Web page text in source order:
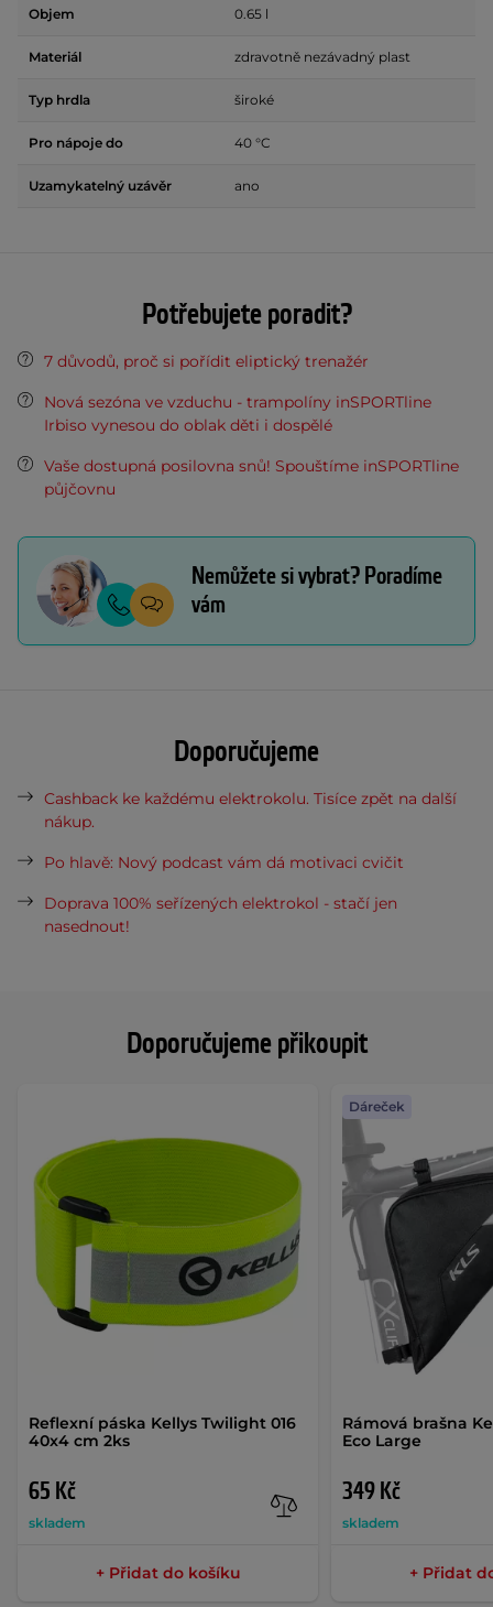
Doporučujeme přikoupit
Reflexní páska Kellys Twilight 016
40x4 cm 2ks
65 Kč
skladem
+ Přidat do košíku
Rámová brašna
Eco Large
349 Kč
skladem
Dáreček
+ Přidat
Objem 0.65 l
Materiál zdravotně nezávadný plast
Typ hrdla široké
Pro nápoje do 40 °C
Uzamykatelný uzávěr ano
Potřebujete poradit?
7 důvodů, proč si pořídit eliptický trenažér
Nová sezóna ve vzduchu - trampolíny inSPORTline
Irbiso vynesou do oblak děti i dospělé
Vaše dostupná posilovna snů! Spouštíme inSPORTline
půjčovnu
Nemůžete si vybrat? Poradíme
vám
Doporučujeme
Cashback ke každému elektrokolu. Tisíce zpět na další
nákup.
Po hlavě: Nový podcast vám dá motivaci cvičit
Doprava 100% seřízených elektrokol - stačí jen
nasednout!